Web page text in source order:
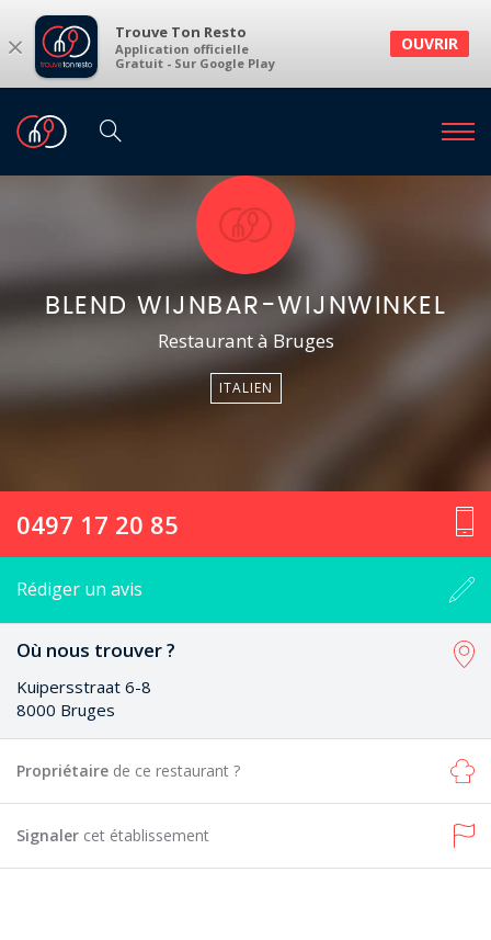
× Trouve Ton Resto
Application officielle
Gratuit - Sur Google Play
OUVRIR
BLEND WIJNBAR-WIJNWINKEL
Restaurant à Bruges
ITALIEN
0497 17 20 85
Rédiger un avis
Où nous trouver ?
Kuipersstraat 6-8
8000 Bruges
Propriétaire de ce restaurant ?
Signaler cet établissement